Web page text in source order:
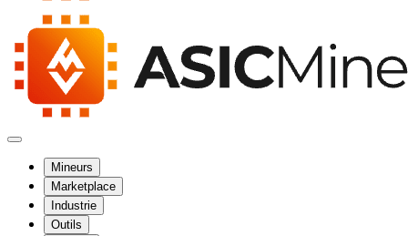
Mineurs
Marketplace
Industrie
Outils